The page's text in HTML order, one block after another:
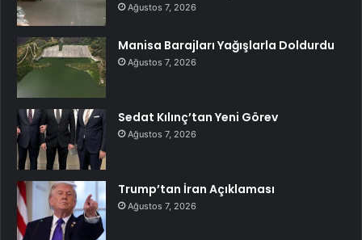
Ağustos 7, 2026
Manisa Barajları Yağışlarla Doldurdu
Ağustos 7, 2026
Sedat Kılınç’tan Yeni Görev
Ağustos 7, 2026
Trump’tan İran Açıklaması
Ağustos 7, 2026